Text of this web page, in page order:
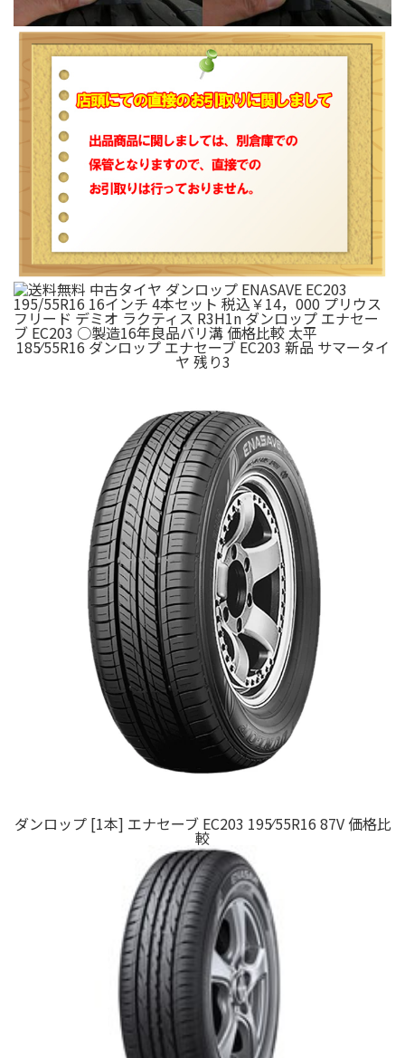
185⁄55R16 ダンロップ エナセーブ EC203 新品 サマータイ
ヤ 残り3
ダンロップ [1本] エナセーブ EC203 195⁄55R16 87V 価格比
較